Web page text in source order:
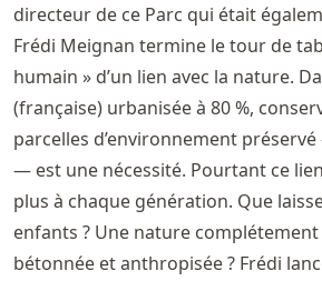
directeur de ce Parc qui était
Frédi Meignan termine le tour de
humain » d’un lien avec la nature.
(française) urbanisée à 80 %,
parcelles d’environnement
— est une nécessité. Pourtant ce
plus à chaque génération. Que
enfants ? Une nature
bétonnée et anthropisée ? Frédi